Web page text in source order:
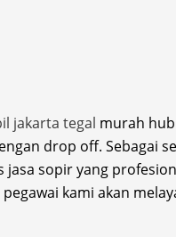
jakarta tegal murah
drop off. Sebagai
jasa sopir yang
kami akan